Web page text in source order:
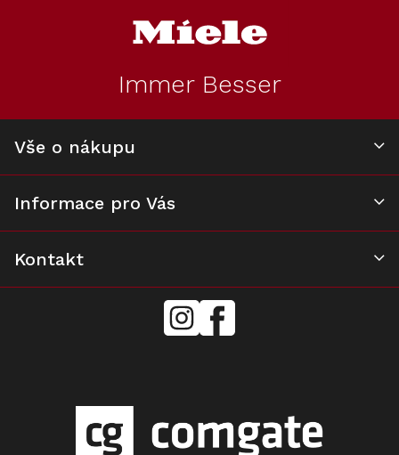
Immer Besser
Vše o nákupu
Informace pro Vás
Kontakt
mielecentervlasek
Miele
Center